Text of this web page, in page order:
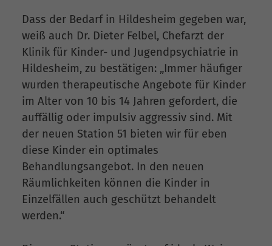
Dass der Bedarf in Hildesheim gegeben war,
weiß auch Dr. Dieter Felbel, Chefarzt der
Klinik für Kinder- und Jugendpsychiatrie in
Hildesheim, zu bestätigen: „Immer häufiger
wurden therapeutische Angebote für Kinder
im Alter von 10 bis 14 Jahren gefordert, die
auffällig oder impulsiv aggressiv sind. Mit
der neuen Station 51 bieten wir für eben
diese Kinder ein optimales
Behandlungsangebot. In den neuen
Räumlichkeiten können die Kinder in
Einzelfällen auch geschützt behandelt
werden.“